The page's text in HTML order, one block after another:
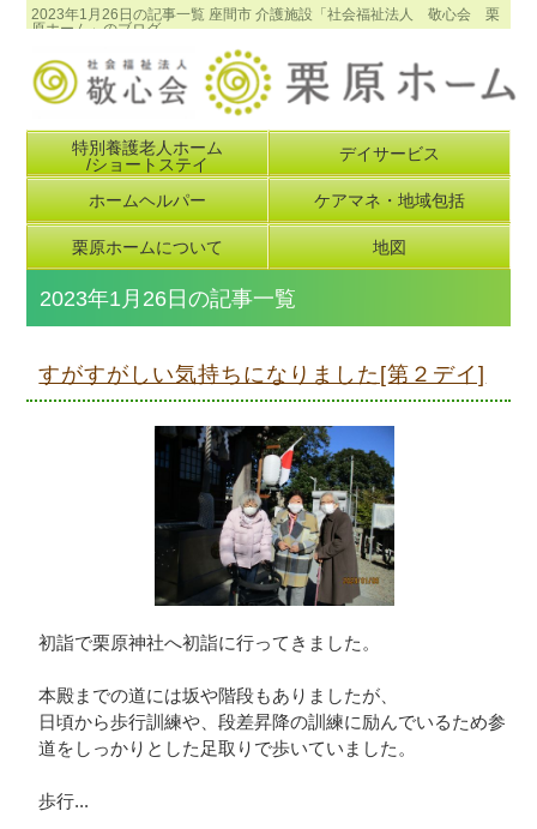
2023年1月26日の記事一覧 座間市 介護施設「社会福祉法人 敬心会 栗
原ホーム」のブログ
特別養護老人ホーム
/ショートステイ
デイサービス
ホームヘルパー ケアマネ・地域包括
栗原ホームについて 地図
2023年1月26日の記事一覧
すがすがしい気持ちになりました[第２デイ]
初詣で栗原神社へ初詣に行ってきました。
本殿までの道には坂や階段もありましたが、
日頃から歩行訓練や、段差昇降の訓練に励んでいるため参
道をしっかりとした足取りで歩いていました。
歩行...